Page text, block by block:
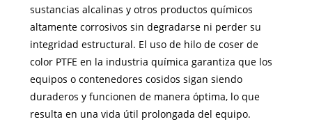
sustancias alcalinas y otros productos químicos
altamente corrosivos sin degradarse ni perder su
integridad estructural. El uso de hilo de coser de
color PTFE en la industria química garantiza que los
equipos o contenedores cosidos sigan siendo
duraderos y funcionen de manera óptima, lo que
resulta en una vida útil prolongada del equipo.